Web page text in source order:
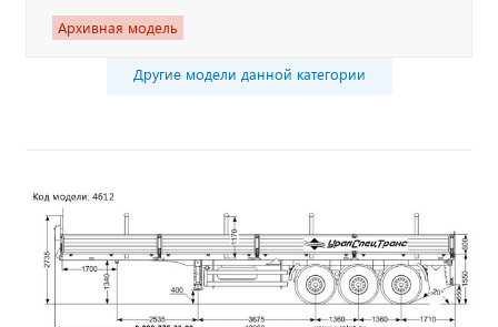
Архивная модель
Другие модели данной категории